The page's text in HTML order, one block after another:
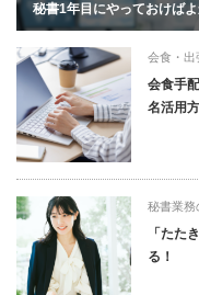
秘書1年目にやっておけば
会食・出
会食手
名活用
秘書業務
「たた
る！